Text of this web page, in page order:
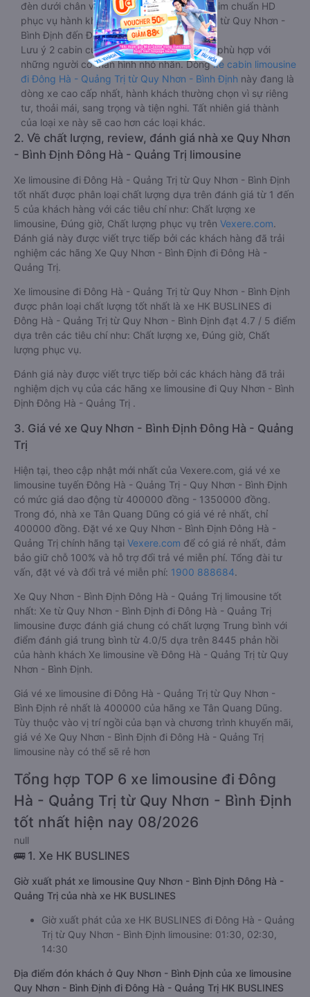
đèn dưới chân và màn hình tv có đầy đủ phim chuẩn HD
phục vụ hành khách giải trí trong chuyến đi từ Quy Nhơn -
Bình Định đến Đông Hà - Quảng Trị.
Lưu ý 2 cabin cuối thường thiết kế nhỏ hơn phù hợp với
những người có thân hình nhỏ nhắn. Dòngxe cabin limousine
đi Đông Hà - Quảng Trị từ Quy Nhơn - Bình Định này đang là
dòng xe cao cấp nhất, hành khách thường chọn vì sự riêng
tư, thoải mái, sang trọng và tiện nghi. Tất nhiên giá thành
của loại xe này sẽ cao hơn các loại khác.
2. Về chất lượng, review, đánh giá nhà xe Quy Nhơn
- Bình Định Đông Hà - Quảng Trị limousine
Xe limousine đi Đông Hà - Quảng Trị từ Quy Nhơn - Bình Định
tốt nhất được phân loại chất lượng dựa trên đánh giá từ 1 đến
5 của khách hàng với các tiêu chí như: Chất lượng xe
limousine, Đúng giờ, Chất lượng phục vụ trên Vexere.com.
Đánh giá này được viết trực tiếp bởi các khách hàng đã trải
nghiệm các hãng Xe Quy Nhơn - Bình Định đi Đông Hà -
Quảng Trị.
Xe limousine đi Đông Hà - Quảng Trị từ Quy Nhơn - Bình Định
được phân loại chất lượng tốt nhất là xe HK BUSLINES đi
Đông Hà - Quảng Trị từ Quy Nhơn - Bình Định đạt 4.7 / 5 điểm
dựa trên các tiêu chí như: Chất lượng xe, Đúng giờ, Chất
lượng phục vụ.
Đánh giá này được viết trực tiếp bởi các khách hàng đã trải
nghiệm dịch vụ của các hãng xe limousine đi Quy Nhơn - Bình
Định Đông Hà - Quảng Trị .
3. Giá vé xe Quy Nhơn - Bình Định Đông Hà - Quảng
Trị
Hiện tại, theo cập nhật mới nhất của Vexere.com, giá vé xe
limousine tuyến Đông Hà - Quảng Trị - Quy Nhơn - Bình Định
có mức giá dao động từ 400000 đồng - 1350000 đồng.
Trong đó, nhà xe Tân Quang Dũng có giá vé rẻ nhất, chỉ
400000 đồng. Đặt vé xe Quy Nhơn - Bình Định Đông Hà -
Quảng Trị chính hãng tại Vexere.com để có giá rẻ nhất, đảm
bảo giữ chỗ 100% và hỗ trợ đổi trả vé miễn phí. Tổng đài tư
vấn, đặt vé và đổi trả vé miễn phí: 1900 888684.
Xe Quy Nhơn - Bình Định Đông Hà - Quảng Trị limousine tốt
nhất: Xe từ Quy Nhơn - Bình Định đi Đông Hà - Quảng Trị
limousine được đánh giá chung có chất lượng Trung bình với
điểm đánh giá trung bình từ 4.0/5 dựa trên 8445 phản hồi
của hành khách Xe limousine về Đông Hà - Quảng Trị từ Quy
Nhơn - Bình Định.
Giá vé xe limousine đi Đông Hà - Quảng Trị từ Quy Nhơn -
Bình Định rẻ nhất là 400000 của hãng xe Tân Quang Dũng.
Tùy thuộc vào vị trí ngồi của bạn và chương trình khuyến mãi,
giá vé Xe Quy Nhơn - Bình Định đi Đông Hà - Quảng Trị
limousine này có thể sẽ rẻ hơn
Tổng hợp TOP 6 xe limousine đi Đông
Hà - Quảng Trị từ Quy Nhơn - Bình Định
tốt nhất hiện nay 08/2026
null
🚌 1. Xe HK BUSLINES
Giờ xuất phát xe limousine Quy Nhơn - Bình Định Đông Hà -
Quảng Trị của nhà xe HK BUSLINES
Giờ xuất phát của xe HK BUSLINES đi Đông Hà - Quảng
Trị từ Quy Nhơn - Bình Định limousine: 01:30, 02:30,
14:30
Địa điểm đón khách ở Quy Nhơn - Bình Định của xe limousine
Quy Nhơn - Bình Định đi Đông Hà - Quảng Trị HK BUSLINES